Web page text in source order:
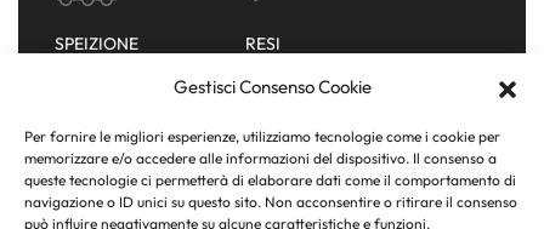
Gestisci Consenso Cookie
Per fornire le migliori esperienze, utilizziamo tecnologie come i cookie per
memorizzare e/o accedere alle informazioni del dispositivo. Il consenso a
queste tecnologie ci permetterà di elaborare dati come il comportamento di
navigazione o ID unici su questo sito. Non acconsentire o ritirare il consenso
può influire negativamente su alcune caratteristiche e funzioni.
SPEIZIONE
RESI
SUPPORTO &
ASSISTENZA